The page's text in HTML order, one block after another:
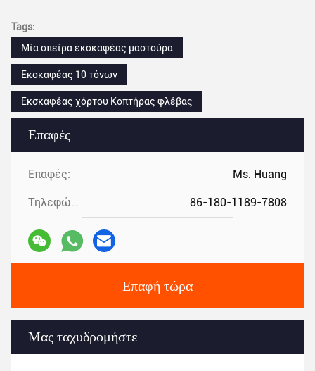
Επαφές
Επαφές: Ms. Huang
Τηλεφώνημα: 86-180-1189-7808
Επαφή τώρα
Μας ταχυδρομήστε
Tags:
Μία σπείρα εκσκαφέας μαστούρα
Εκσκαφέας 10 τόνων
Εκσκαφέας χόρτου Κοπτήρας φλέβας